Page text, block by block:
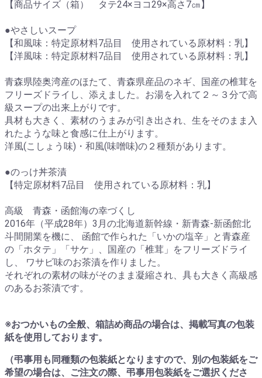
【商品サイズ（箱） タテ24×ヨコ29×高さ7㎝】
●やさしいスープ
【和風味：特定原材料7品目 使用されている原材料：乳】
【洋風味：特定原材料7品目 使用されている原材料：乳】
青森県陸奥湾産のほたて、青森県産品のネギ、国産の椎茸を
フリーズドライし、添えました。お湯を入れて２～３分で高
級スープの出来上がりです。
具材も大きく、素材のうまみが引き出され、生をそのまま入
れたような味と食感に仕上がります。
洋風(こしょう味)・和風(味噌味)の２種類があります。
●のっけ丼茶漬
【特定原材料7品目 使用されている原材料：乳】
高級 青森・函館海の幸づくし
2016年（平成28年）3月の北海道新幹線・新青森‐新函館北
斗間開業を機に、 函館で作られた「いかの塩辛」と青森産
の「ホタテ」「サケ」、国産の「椎茸」をフリーズドライ
し、 ワサビ味のお茶漬を作りました。
それぞれの素材の味がそのまま凝縮され、具も大きく高級感
のあるお茶漬です。
※おつかいもの全般、箱詰め商品の場合は、掲載写真の包装
紙を使用しております。
（弔事用も同種類の包装紙となりますので、別の包装紙をご
希望の場合は、ご注文の際、弔事用包装紙をご選択くださ